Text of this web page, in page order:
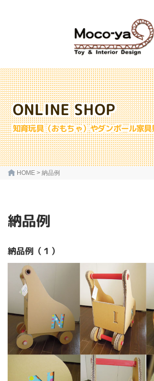
ONLINE SHOP
知育玩具（おもちゃ）やダンボール家具
HOME > 納品例
納品例
納品例（１）